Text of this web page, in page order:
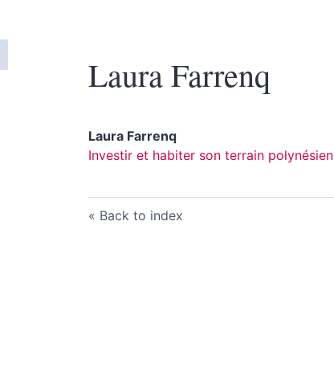
LauraFarrenq
Laura Farrenq
Investir et habiter son terrain polynésien
Back to index